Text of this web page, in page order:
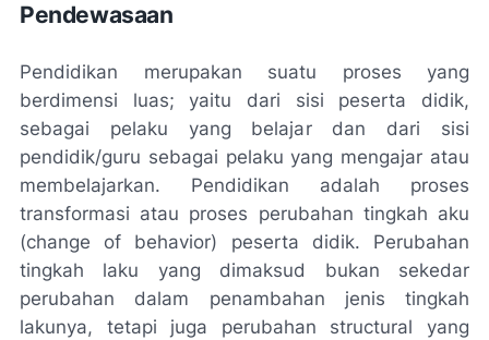
Pendewasaan
Pendidikan merupakan suatu proses yang
berdimensi luas; yaitu dari sisi peserta didik,
sebagai pelaku yang belajar dan dari sisi
pendidik/guru sebagai pelaku yang mengajar atau
membelajarkan. Pendidikan adalah proses
transformasi atau proses perubahan tingkah aku
(change of behavior) peserta didik. Perubahan
tingkah laku yang dimaksud bukan sekedar
perubahan dalam penambahan jenis tingkah
lakunya, tetapi juga perubahan structural yang